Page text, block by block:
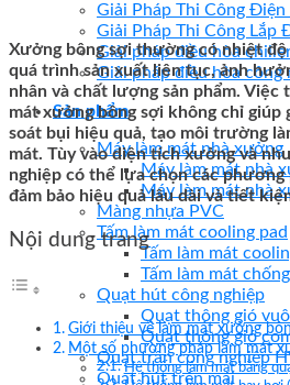
Giải Pháp Thi Công
Giải Pháp Thi Công Lắp
Giải pháp điều hòa
Giải pháp điều hòa
Sản phẩm
Máy làm mát nhà xưởng
Máy làm mát nhà
Máy làm mát nhà
Màng nhựa PVC
Tấm làm mát cooling pad
Tấm làm mát
Tấm làm mát
Quạt hút công nghiệp
Quạt thông gió
Quạt thông gió
Quạt trần công nghiệp
Quạt hút trên mái
Xưởng bông sợi thường có nhiệt
quá trình sản xuất liên tục, ảnh
nhân và chất lượng sản phẩm. Việc
mát xưởng bông sợi không chỉ giúp
soát bụi hiệu quả, tạo môi trường
mát. Tùy vào diện tích xưởng và
nghiệp có thể lựa chọn các phương
đảm bảo hiệu quả lâu dài và tiết
Nội dung trang
Giới thiệu về làm mát xưởng
Một số phương pháp làm mát
Hệ thống làm mát bằng